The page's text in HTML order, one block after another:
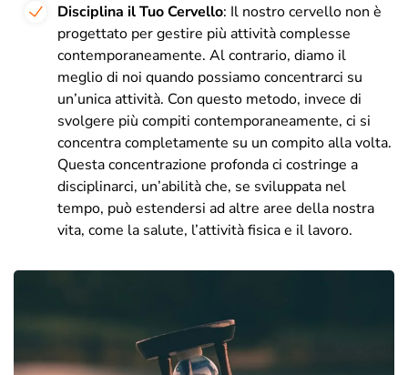
Disciplina il Tuo Cervello: Il nostro cervello non è
progettato per gestire più attività complesse
contemporaneamente. Al contrario, diamo il
meglio di noi quando possiamo concentrarci su
un’unica attività. Con questo metodo, invece di
svolgere più compiti contemporaneamente, ci si
concentra completamente su un compito alla volta.
Questa concentrazione profonda ci costringe a
disciplinarci, un’abilità che, se sviluppata nel
tempo, può estendersi ad altre aree della nostra
vita, come la salute, l’attività fisica e il lavoro.